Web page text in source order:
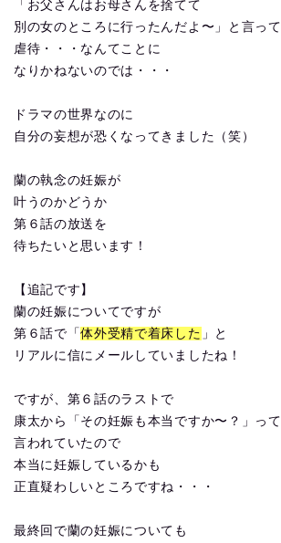
「お父さんはお母さんを捨てて
別の女のところに行ったんだよ〜」と言って
虐待・・・なんてことに
なりかねないのでは・・・
ドラマの世界なのに
自分の妄想が恐くなってきました（笑）
蘭の執念の妊娠が
叶うのかどうか
第６話の放送を
待ちたいと思います！
【追記です】
蘭の妊娠についてですが
第６話で「体外受精で着床した 」と
リアルに信にメールしていましたね！
ですが、第６話のラストで
康太から「その妊娠も本当ですか〜？」って
言われていたので
本当に妊娠しているかも
正直疑わしいところですね・・・
最終回で蘭の妊娠についても